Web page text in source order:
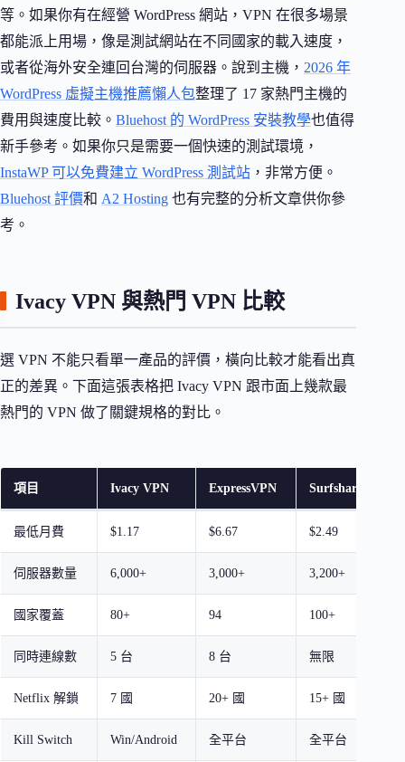
等。如果你有在經營 WordPress 網站，VPN 在很多場景
都能派上用場，像是測試網站在不同國家的載入速度，
或者從海外安全連回台灣的伺服器。說到主機， 2026 年
WordPress 虛擬主機推薦懶人包整理了 17 家熱門主機的
費用與速度比較。 Bluehost 的 WordPress 安裝教學也值得
新手參考。如果你只是需要一個快速的測試環境，
InstaWP 可以免費建立 WordPress 測試站 ，非常方便。
Bluehost 評價和 A2 Hosting 也有完整的分析文章供你參
考。
Ivacy VPN 與熱門 VPN 比較
選 VPN 不能只看單一產品的評價，橫向比較才能看出真
正的差異。下面這張表格把 Ivacy VPN 跟市面上幾款最
熱門的 VPN 做了關鍵規格的對比。
項目 Ivacy VPN ExpressVPN Surfshark
最低月費 $1.17 $6.67 $2.49
伺服器數量 6,000+ 3,000+ 3,200+
國家覆蓋 80+ 94 100+
同時連線數 5 台 8 台 無限
Netflix 解鎖 7 國 20+ 國 15+ 國
Kill Switch Win/Android 全平台 全平台